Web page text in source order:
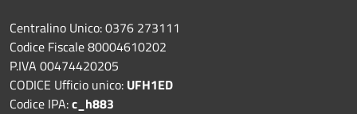
Centralino Unico: 0376 273111
Codice Fiscale 80004610202
P.IVA 00474420205
CODICE Ufficio unico: UFH1ED
Codice IPA:c_h883